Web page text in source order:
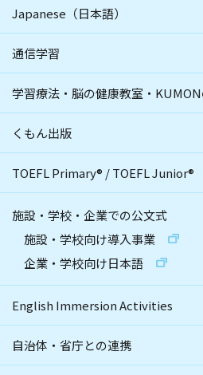
Japanese（日本語）
通信学習
学習療法・脳の健康教室・
くもん出版
TOEFL Primary® /TOEFL Junior®
施設・学校・企業での公文式
施設・学校向け導入事業
企業・学校向け日本語
English Immersion Activities
自治体・省庁との連携